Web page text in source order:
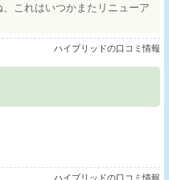
これはいつかまたリニューア
ハイブリッドの口コミ情報
ハイブリッドの口コミ情報